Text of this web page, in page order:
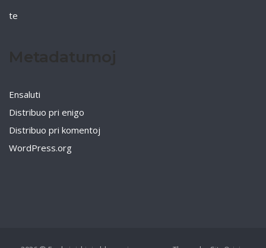
te
Ensaluti
Distribuo pri enigo
Distribuo pri komentoj
WordPress.org